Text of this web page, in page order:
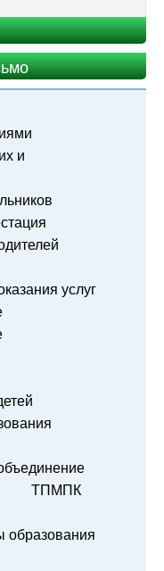
и
услуг
ТПМПК
образования